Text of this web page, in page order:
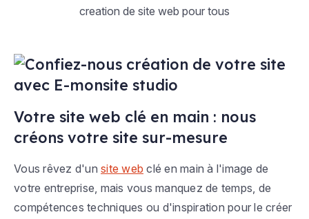
Votre site web clé en main : nous
créons votre site sur-mesure
Vous rêvez d'un site web clé en main à l'image de
votre entreprise, mais vous manquez de temps, de
compétences techniques ou d'inspiration pour le créer